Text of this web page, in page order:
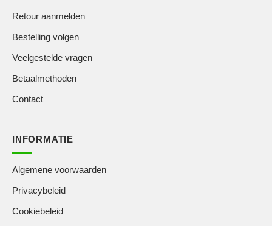
Retour aanmelden
Bestelling volgen
Veelgestelde vragen
Betaalmethoden
Contact
INFORMATIE
Algemene voorwaarden
Privacybeleid
Cookiebeleid